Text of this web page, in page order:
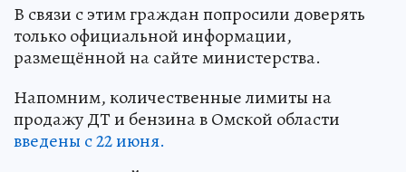
В связи с этим граждан попросили доверять
только официальной информации,
размещённой на сайте министерства.
Напомним, количественные лимиты на
продажу ДТ и бензина в Омской области
введены с 22 июня.